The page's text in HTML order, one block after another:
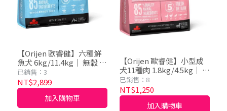
【Orijen 歐睿健】六種鮮
魚犬 6kg/11.4kg｜ 無穀 犬
飼料 狗飼料 犬糧
已銷售：3
NT$2,899
加入購物車
【Orijen 歐睿健】小型成
犬11種肉 1.8kg/4.5kg｜ 無
穀 犬飼料 狗飼料 犬糧
已銷售：8
NT$1,250
加入購物車